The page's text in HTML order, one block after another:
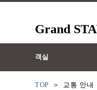
Grand
객실
TOP 교통 안내